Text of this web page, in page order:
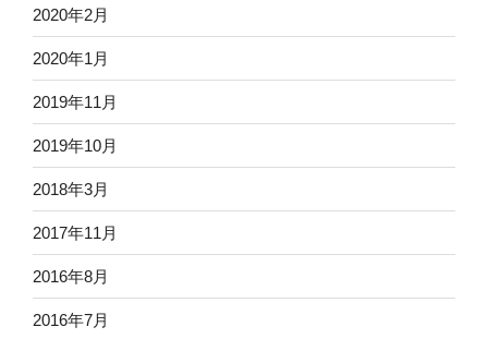
2020年2月
2020年1月
2019年11月
2019年10月
2018年3月
2017年11月
2016年8月
2016年7月